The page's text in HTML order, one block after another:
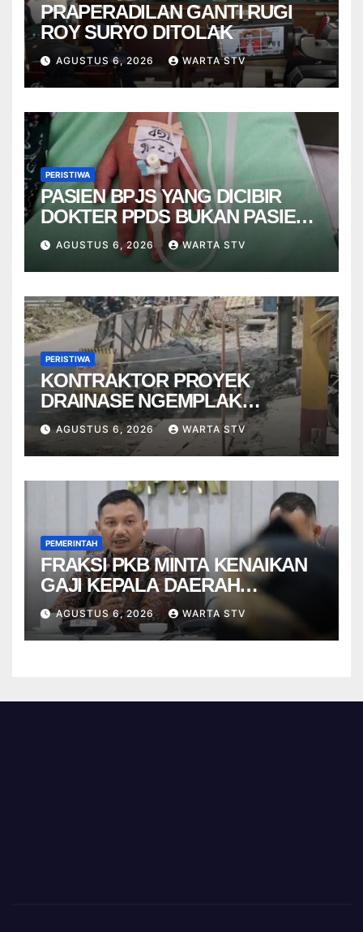
PRAPERADILAN GANTI RUGI
ROY SURYO DITOLAK
AGUSTUS 6, 2026 WARTA STV
PERISTIWA
PASIEN BPJS YANG DICIBIR
DOKTER PPDS BUKAN PASIEN
RSUP DR. SARDJITO
AGUSTUS 6, 2026 WARTA STV
PERISTIWA
KONTRAKTOR PROYEK
DRAINASE NGEMPLAK
DISANKSI USAI WARGA
TERPELESET
AGUSTUS 6, 2026 WARTA STV
PEMERINTAH
FRAKSI PKB MINTA KENAIKAN
GAJI KEPALA DAERAH
BERBASIS KINERJA
AGUSTUS 6, 2026 WARTA STV